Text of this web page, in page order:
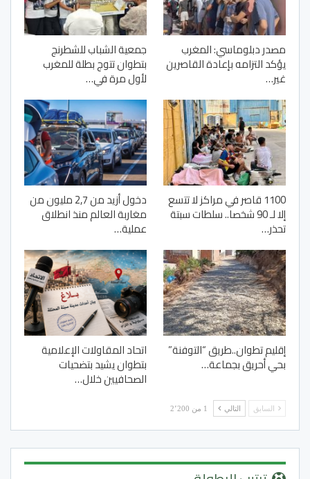
مصدر دبلوماسي: المغرب
يؤكد التزامه بإعادة القاصرين
غير…
جمعية الشباب للشطرنج
بتطوان تتوج بطلة للمغرب
لأول مرة في…
1100 قاصر في مراكز لا تتسع
إلا لـ 90 شخصا.. سلطات سبتة
تحذر…
دخول أزيد من 2,7 مليون من
مغاربة العالم منذ انطلاق
عملية…
إقليم تطوان..طريق “التوفنة”
بحي أحريق بجماعة…
اتحاد المقاولات الإعلامية
بتطوان يشيد بتضحيات
الصحافيين خلال…
السابق التالي 1 من 2٬200